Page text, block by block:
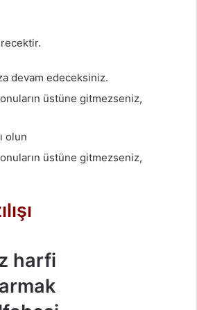
devam edeceksiniz.
üstüne gitmezseniz,
olun
üstüne gitmezseniz,